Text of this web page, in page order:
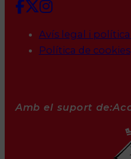
Avís legal i
Política de cookies
Amb el suport de: